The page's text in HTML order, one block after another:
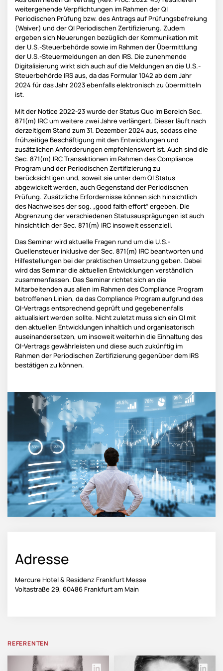
weitergehende Verpflichtungen im Rahmen der QI
Periodischen Prüfung bzw. des Antrags auf Prüfungsbefreiung
(Waiver) und der QI Periodischen Zertifizierung. Zudem
ergeben sich Neuerungen bezüglich der Kommunikation mit
der U.S.-Steuerbehörde sowie im Rahmen der Übermittlung
der U.S.-Steuermeldungen an den IRS. Die zunehmende
Digitalisierung wirkt sich auch auf die Meldungen an die U.S.-
Steuerbehörde IRS aus, da das Formular 1042 ab dem Jahr
2024 für das Jahr 2023 ebenfalls elektronisch zu übermitteln
ist.
Mit der Notice 2022-23 wurde der Status Quo im Bereich Sec.
871(m) IRC um weitere zwei Jahre verlängert. Dieser läuft nach
derzeitigem Stand zum 31. Dezember 2024 aus, sodass eine
frühzeitige Beschäftigung mit den Entwicklungen und
zusätzlichen Anforderungen empfehlenswert ist. Auch sind die
Sec. 871(m) IRC Transaktionen im Rahmen des Compliance
Program und der Periodischen Zertifizierung zu
berücksichtigen und, soweit sie unter dem QI Status
abgewickelt werden, auch Gegenstand der Periodischen
Prüfung. Zusätzliche Erfordernisse können sich hinsichtlich
des Nachweises der sog. „good faith effort“ ergeben. Die
Abgrenzung der verschiedenen Statusausprägungen ist auch
hinsichtlich der Sec. 871(m) IRC insoweit essenziell.
Das Seminar wird aktuelle Fragen rund um die U.S.-
Quellensteuer inklusive der Sec. 871(m) IRC beantworten und
Hilfestellungen bei der praktischen Umsetzung geben. Dabei
wird das Seminar die aktuellen Entwicklungen verständlich
zusammenfassen. Das Seminar richtet sich an die
Mitarbeitenden aus allen im Rahmen des Compliance Program
betroffenen Linien, da das Compliance Program aufgrund des
QI-Vertrags entsprechend geprüft und gegebenenfalls
aktualisiert werden sollte. Nicht zuletzt muss sich ein QI mit
den aktuellen Entwicklungen inhaltlich und organisatorisch
auseinandersetzen, um insoweit weiterhin die Einhaltung des
QI-Vertrags gewährleisten und diese auch zukünftig im
Rahmen der Periodischen Zertifizierung gegenüber dem IRS
bestätigen zu können.
Adresse
Mercure Hotel & Residenz Frankfurt Messe
Voltastraße 29, 60486 Frankfurt am Main
REFERENTEN